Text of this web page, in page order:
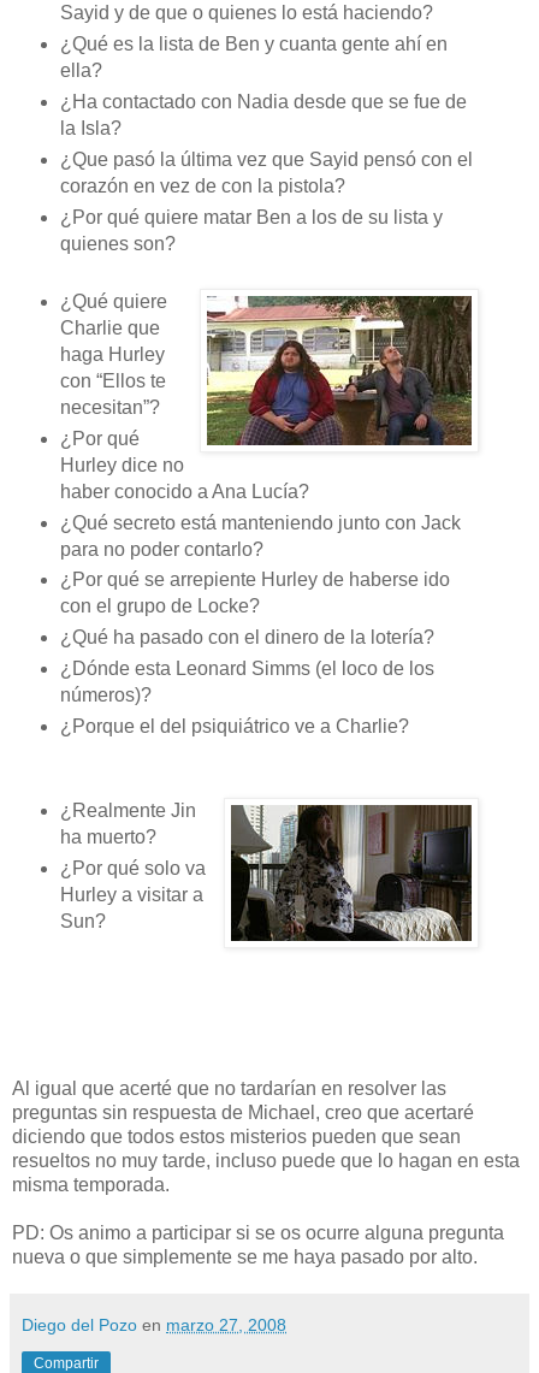
Sayid y de que o quienes lo está haciendo?
¿Qué es la lista de Ben y cuanta gente ahí en
ella?
¿Ha contactado con Nadia desde que se fue de
la Isla?
¿Que pasó la última vez que Sayid pensó con el
corazón en vez de con la pistola?
¿Por qué quiere matar Ben a los de su lista y
quienes son?
¿Qué quiere
Charlie que
haga Hurley
con “Ellos te
necesitan”?
¿Por qué
Hurley dice no
haber conocido a Ana Lucía?
¿Qué secreto está manteniendo junto con Jack
para no poder contarlo?
¿Por qué se arrepiente Hurley de haberse ido
con el grupo de Locke?
¿Qué ha pasado con el dinero de la lotería?
¿Dónde esta Leonard Simms (el loco de los
números)?
¿Porque el del psiquiátrico ve a Charlie?
¿Realmente Jin
ha muerto?
¿Por qué solo va
Hurley a visitar a
Sun?
Al igual que acerté que no tardarían en resolver las
preguntas sin respuesta de Michael, creo que acertaré
diciendo que todos estos misterios pueden que sean
resueltos no muy tarde, incluso puede que lo hagan en esta
misma temporada.
PD: Os animo a participar si se os ocurre alguna pregunta
nueva o que simplemente se me haya pasado por alto.
Diego del Pozo en marzo 27, 2008
Compartir